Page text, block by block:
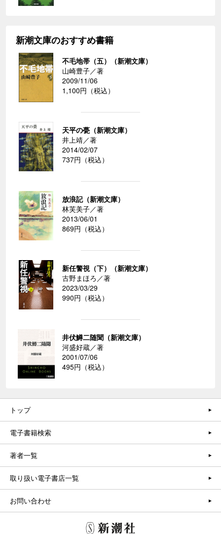
新潮文庫のおすすめ書籍
不毛地帯（五）（新潮文庫）
山崎豊子／著
2009/11/06
1,100円（税込）
天平の甍（新潮文庫）
井上靖／著
2014/02/07
737円（税込）
放浪記（新潮文庫）
林芙美子／著
2013/06/01
869円（税込）
新任警視（下）（新潮文庫）
古野まほろ／著
2023/03/29
990円（税込）
井伏鱒二随聞（新潮文庫）
河盛好蔵／著
2001/07/06
495円（税込）
トップ
電子書籍検索
著者一覧
取り扱い電子書店一覧
お問い合わせ